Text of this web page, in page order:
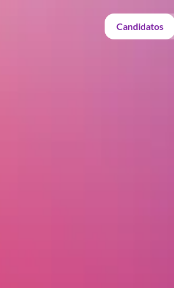
Candidatos